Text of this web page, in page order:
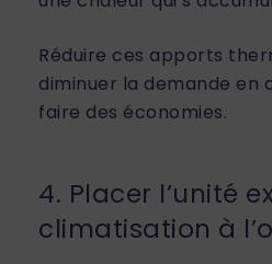
Réduire ces apports
diminuer la demande en
faire des économies.
4. Placer l’unité
climatisation à